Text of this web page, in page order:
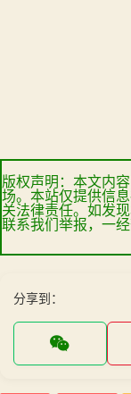
版权声明：本文内
场。本站仅提供信
关法律责任。如发
联系我们举报，一
分享到：